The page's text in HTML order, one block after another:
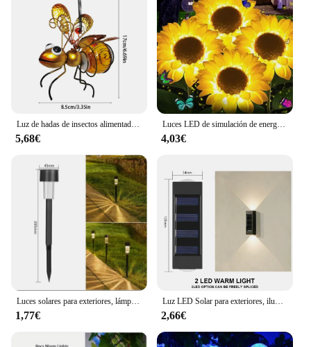
Luz de hadas de insectos alimentada por energía Solar, lámpara colgante de Metal para exteriores, lámpara de insectos voladores, impermeable para patio trasero, balcón, decoración de jardín
5,68€
Luces LED de simulación de energía Solar, 1/3 cabezales, impermeables, para jardín, camino, patio, boda, vacaciones, decoración de jardín
4,03€
Luces solares para exteriores, lámpara de jardín alimentada por energía Solar, impermeable, para camino de paisaje, Patio trasero, césped, Patio decorativo
1,77€
Luz LED Solar para exteriores, iluminación impermeable de pared para patio, calle, paisaje, decoración de jardín, lámpara de pared, 1 ~ 12 piezas
2,66€